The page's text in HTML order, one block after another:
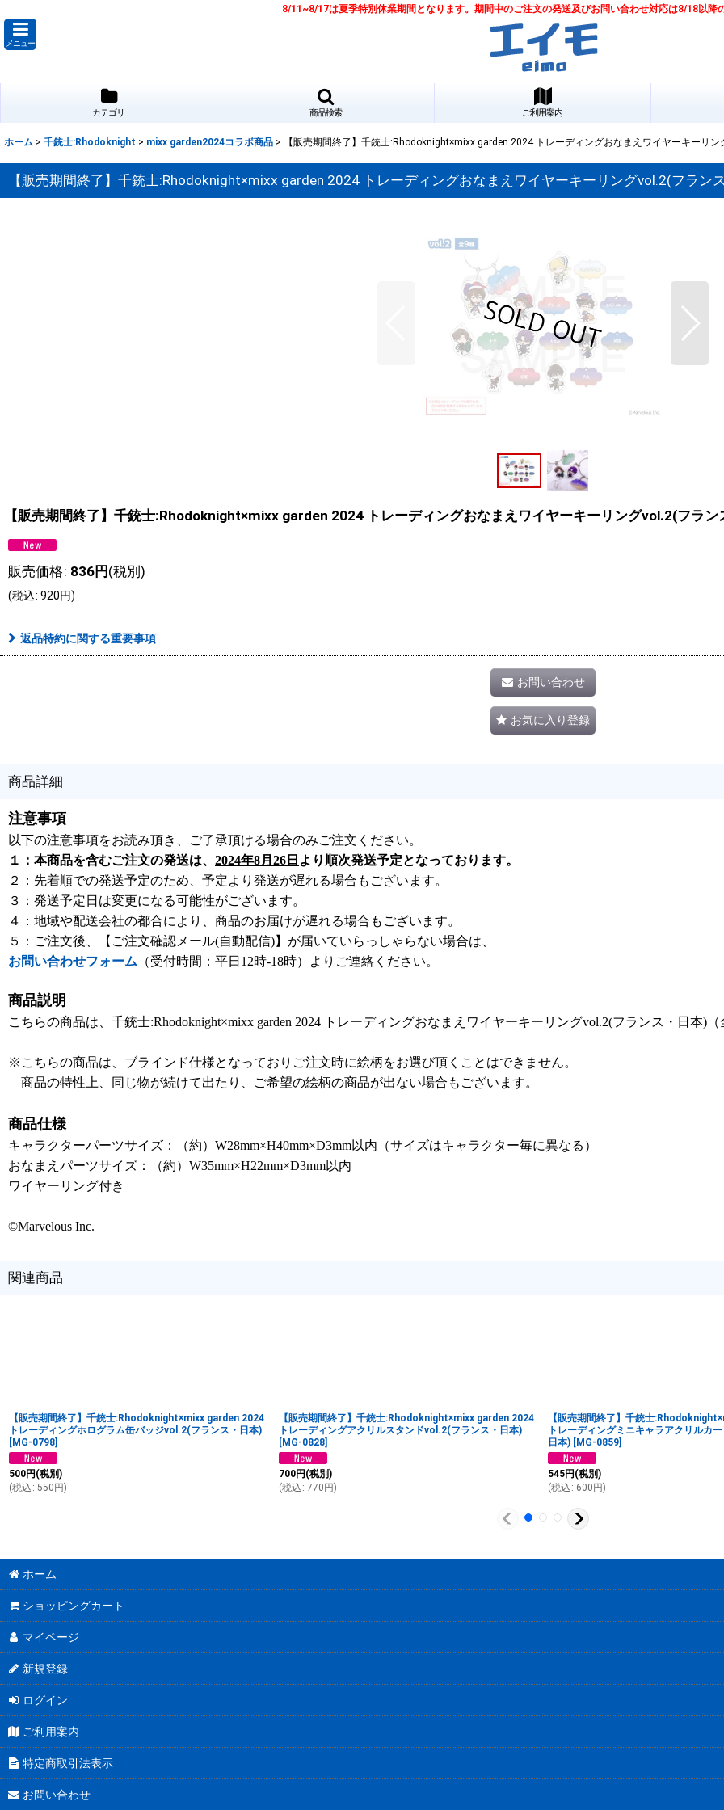
8/11~8/17は夏季特別休業期間となります。期間中のご注文の発送及びお問い合わせ対応は8/18以降
メニュー
カテゴリ 商品検索 ご利用案内
ホーム > 千銃士:Rhodoknight > mixx garden2024コラボ商品 > 【販売期間終了】千銃士:Rhodoknight×mixx garden 2024 トレーディングおなまえワイヤーキーリ
【販売期間終了】千銃士:Rhodoknight×mixx garden 2024 トレーディングおなまえワイヤーキーリングvol.2(フラン
【販売期間終了】千銃士:Rhodoknight×mixx garden 2024 トレーディングおなまえワイヤーキーリングvol.2(フラン
販売価格: 836円 (税別)
(税込: 920円)
返品特約に関する重要事項
お問い合わせ
お気に入り登録
商品詳細
注意事項
以下の注意事項をお読み頂き、ご了承頂ける場合のみご注文ください。
１：本商品を含むご注文の発送は、 2024年8月26日 より順次発送予定となっております。
２：先着順での発送予定のため、予定より発送が遅れる場合もございます。
３：発送予定日は変更になる可能性がございます。
４：地域や配送会社の都合により、商品のお届けが遅れる場合もございます。
５：ご注文後、【ご注文確認メール(自動配信)】が届いていらっしゃらない場合は、
お問い合わせフォーム （受付時間：平日12時-18時）よりご連絡ください。
商品説明
こちらの商品は、千銃士:Rhodoknight×mixx garden 2024 トレーディングおなまえワイヤーキーリングvol.2(フランス・日本)（
※こちらの商品は、ブラインド仕様となっておりご注文時に絵柄をお選び頂くことはできません。
商品の特性上、同じ物が続けて出たり、ご希望の絵柄の商品が出ない場合もございます。
商品仕様
キャラクターパーツサイズ：（約）W28mm×H40mm×D3mm以内（サイズはキャラクター毎に異なる）
おなまえパーツサイズ：（約）W35mm×H22mm×D3mm以内
ワイヤーリング付き
©Marvelous Inc.
関連商品
【販売期間終了】千銃士:Rhodoknight×mixx garden 2024
トレーディングホログラム缶バッジvol.2(フランス・日本)
[MG-0798]
500円 (税別)
(税込 : 550 円)
【販売期間終了】千銃士:Rhodoknight×mixx garden 2024
トレーディングアクリルスタンドvol.2(フランス・日本)
[MG-0828]
700円 (税別)
(税込 : 770 円)
【販売期間終了】千銃士
トレーディングミニキャラアクリルカ
日本) [MG-0859]
545円 (税別)
(税込 : 600 円)
ホーム
ショッピングカート
マイページ
新規登録
ログイン
ご利用案内
特定商取引法表示
お問い合わせ